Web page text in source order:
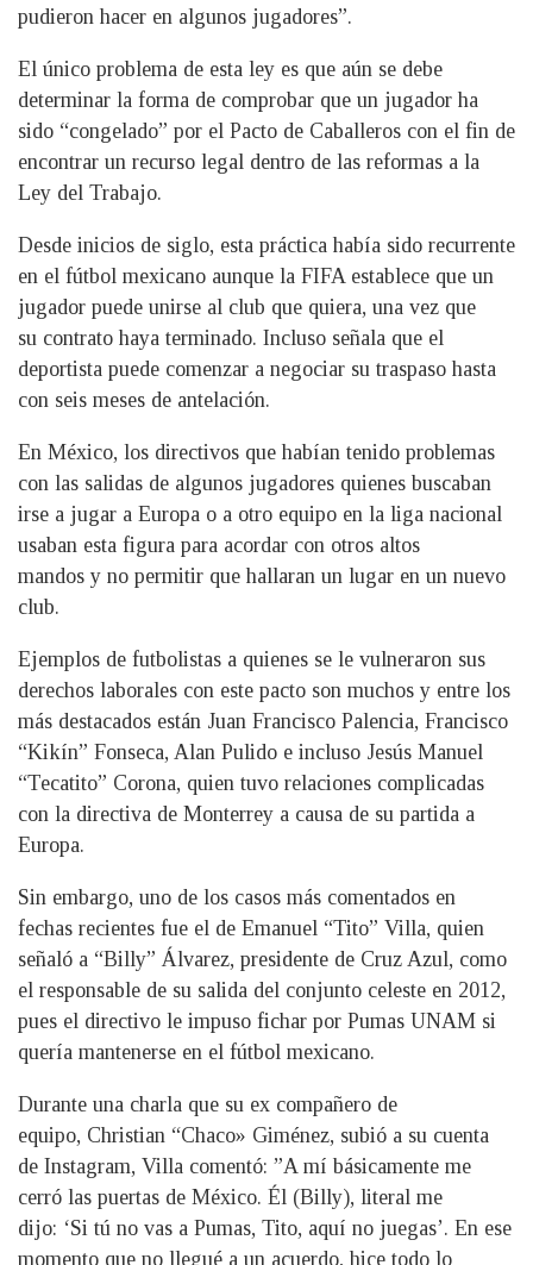
pudieron hacer en algunos jugadores”.
El único problema de esta ley es que aún se debe
determinar la forma de comprobar que un jugador ha
sido “congelado” por el Pacto de Caballeros con el fin de
encontrar un recurso legal dentro de las reformas a la
Ley del Trabajo.
Desde inicios de siglo, esta práctica había sido recurrente
en el fútbol mexicano aunque la FIFA establece que un
jugador puede unirse al club que quiera, una vez que
su contrato haya terminado. Incluso señala que el
deportista puede comenzar a negociar su traspaso hasta
con seis meses de antelación.
En México, los directivos que habían tenido problemas
con las salidas de algunos jugadores quienes buscaban
irse a jugar a Europa o a otro equipo en la liga nacional
usaban esta figura para acordar con otros altos
mandos y no permitir que hallaran un lugar en un nuevo
club.
Ejemplos de futbolistas a quienes se le vulneraron sus
derechos laborales con este pacto son muchos y entre los
más destacados están Juan Francisco Palencia, Francisco
“Kikín” Fonseca, Alan Pulido e incluso Jesús Manuel
“Tecatito” Corona, quien tuvo relaciones complicadas
con la directiva de Monterrey a causa de su partida a
Europa.
Sin embargo, uno de los casos más comentados en
fechas recientes fue el de Emanuel “Tito” Villa, quien
señaló a “Billy” Álvarez, presidente de Cruz Azul, como
el responsable de su salida del conjunto celeste en 2012,
pues el directivo le impuso fichar por Pumas UNAM si
quería mantenerse en el fútbol mexicano.
Durante una charla que su ex compañero de
equipo, Christian “Chaco» Giménez, subió a su cuenta
de Instagram, Villa comentó: ”A mí básicamente me
cerró las puertas de México. Él (Billy), literal me
dijo: ‘Si tú no vas a Pumas, Tito, aquí no juegas’. En ese
momento que no llegué a un acuerdo, hice todo lo